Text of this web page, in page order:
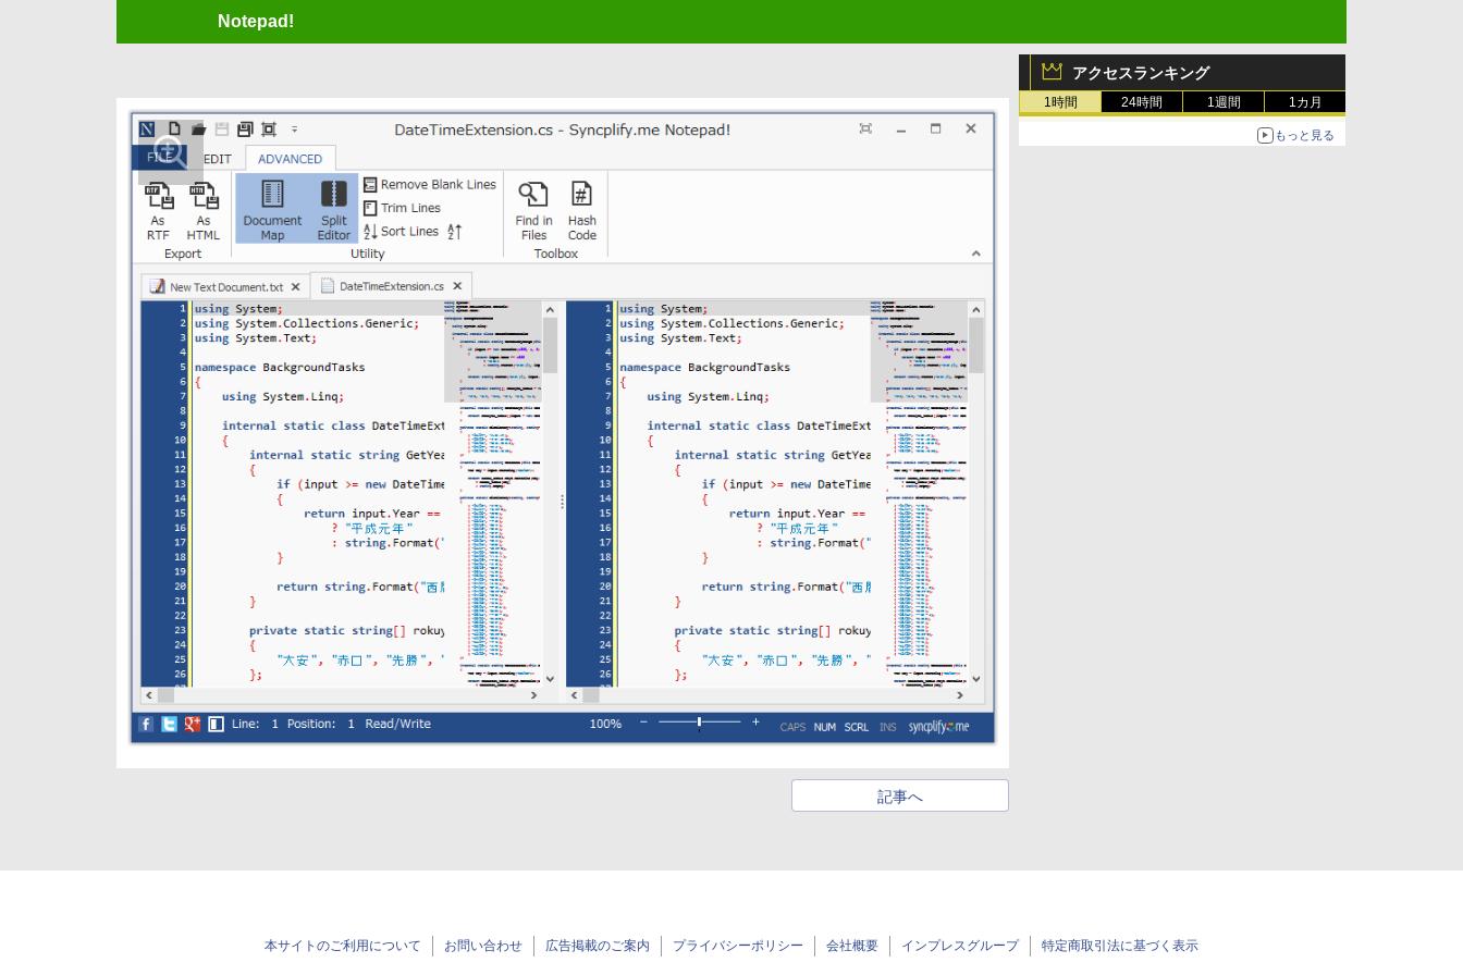
Notepad!
アクセスランキング
1時間 24時間 1週間 1カ月
もっと見る
記事へ
本サイトのご利用について お問い合わせ 広告掲載のご案内 プライバシーポリシー 会社概要 インプレスグループ 特定商取引法に基づく表示